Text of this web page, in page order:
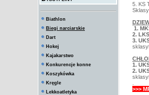
Biathlon
Biegi narciarskie
Dart
Hokej
Kajakarstwo
Konkurencje konne
Koszykówka
Kręgle
Lekkoatletyka
5. KS
1.
2.
3.
1.
2.
>>>